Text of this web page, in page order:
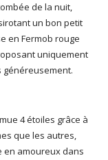
de la nuit,
un bon petit
en Fermob rouge
uniquement
généreusement.
4 étoiles grâce à
que les autres,
en amoureux dans